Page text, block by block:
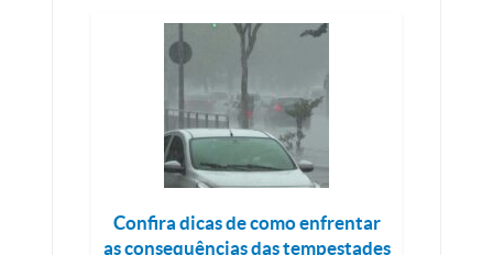
Confira dicas de como enfrentar
as consequências das tempestades